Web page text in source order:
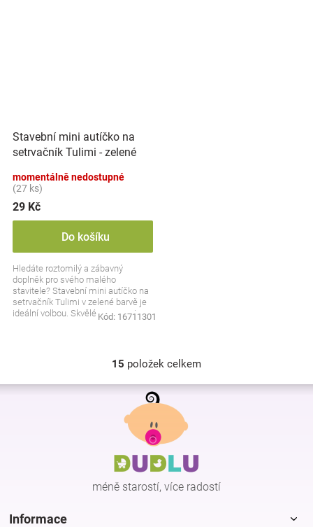
Stavební mini autíčko na
setrvačník Tulimi - zelené
momentálně nedostupné
(27 ks)
29 Kč
Do košíku
Hledáte roztomilý a zábavný
doplněk pro svého malého
stavitele? Stavební mini autíčko na
setrvačník Tulimi v zelené barvě je
ideální volbou. Skvělé pro rozvoj
Kód: 16711301
O
v
l
d
a
c
í
p
r
15 položek celkem
Z
méně starostí, více radostí
Informace